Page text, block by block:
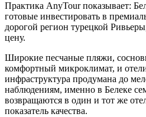
Практика AnyTour показывает:
готовые инвестировать в
дорогой регион турецкой
цену.
Широкие песчаные пляжи,
комфортный микроклимат, и
инфраструктура продумана до
наблюдениям, именно в Белеке
возвращаются в один и тот же
показатель качества.